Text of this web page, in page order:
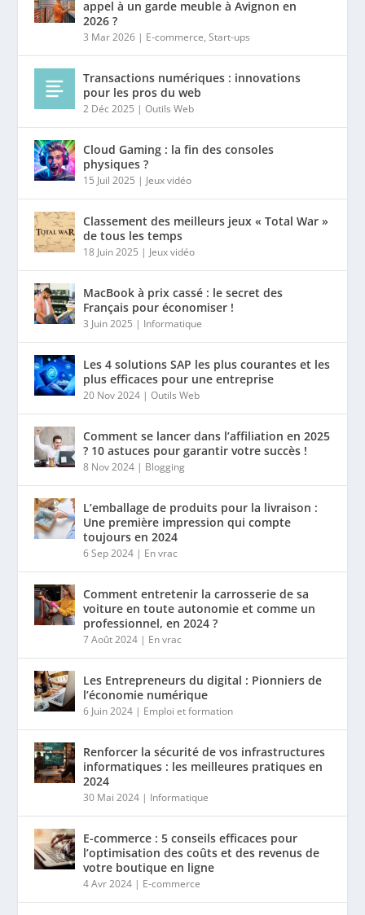
appel à un garde meuble à Avignon en
2026 ?
3 Mar 2026 | E-commerce,Start-ups
Transactions numériques : innovations
pour les pros du web
2 Déc 2025 |Outils Web
Cloud Gaming : la fin des consoles
physiques ?
15 Juil 2025 | Jeux vidéo
Classement des meilleurs jeux « Total War »
de tous les temps
18 Juin 2025 | Jeux vidéo
MacBook à prix cassé : le secret des
Français pour économiser !
3 Juin 2025 | Informatique
Les 4 solutions SAP les plus courantes et les
plus efficaces pour une entreprise
20 Nov 2024 |Outils Web
Comment se lancer dans l’affiliation en 2025
? 10 astuces pour garantir votre succès !
8 Nov 2024 | Blogging
L’emballage de produits pour la livraison :
Une première impression qui compte
toujours en 2024
6 Sep 2024 | En vrac
Comment entretenir la carrosserie de sa
voiture en toute autonomie et comme un
professionnel, en 2024 ?
7 Août 2024 | En vrac
Les Entrepreneurs du digital : Pionniers de
l’économie numérique
6 Juin 2024 | Emploi et formation
Renforcer la sécurité de vos infrastructures
informatiques : les meilleures pratiques en
2024
30 Mai 2024 | Informatique
E-commerce : 5 conseils efficaces pour
l’optimisation des coûts et des revenus de
votre boutique en ligne
4 Avr 2024 | E-commerce